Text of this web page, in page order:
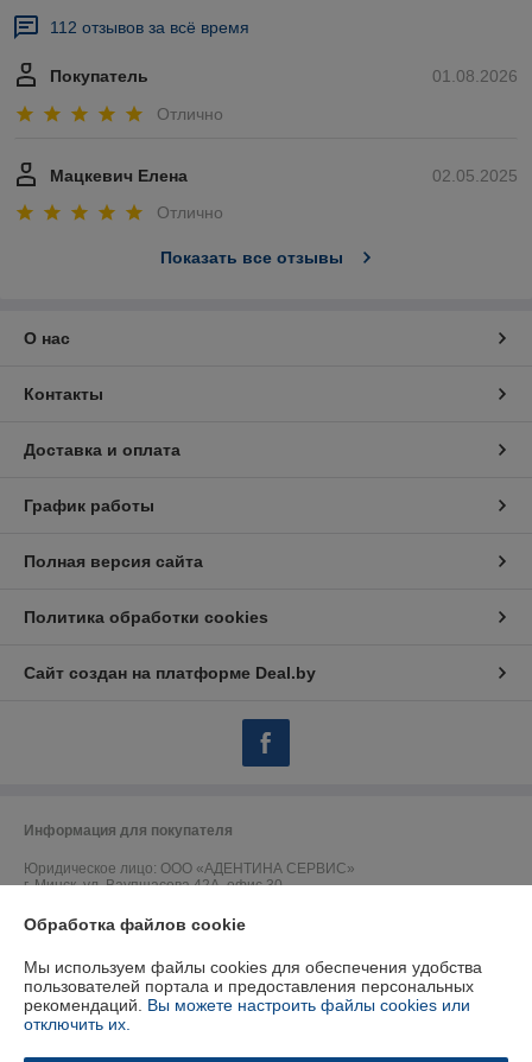
112 отзывов за всё время
01.08.2026
Покупатель
Отлично
02.05.2025
Мацкевич Елена
Отлично
Показать все отзывы
О нас
Контакты
Доставка и оплата
График работы
Полная версия сайта
Политика обработки cookies
Сайт создан на платформе Deal.by
Информация для покупателя
Юридическое лицо: ООО «АДЕНТИНА СЕРВИС»
г. Минск, ул. Ваупшасова 42А, офис 30
Регистрационный номер ЕГР: 191157902
УНП: 191157902
Регистрационный орган: Горисполком
Обработка файлов cookie
Мы используем файлы cookies для обеспечения удобства
пользователей портала и предоставления персональных
рекомендаций. Вы можете настроить файлы cookies или
отключить их.